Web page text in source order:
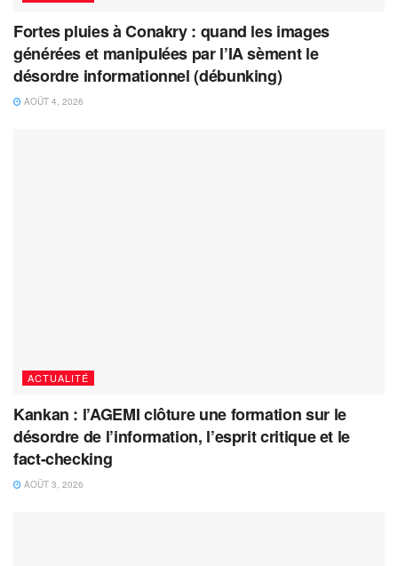
Fortes pluies à Conakry : quand les images
générées et manipulées par l’IA sèment le
désordre informationnel (débunking)
AOÛT 4, 2026
ACTUALITÉ
Kankan : l’AGEMI clôture une formation sur le
désordre de l’information, l’esprit critique et le
fact-checking
AOÛT 3, 2026